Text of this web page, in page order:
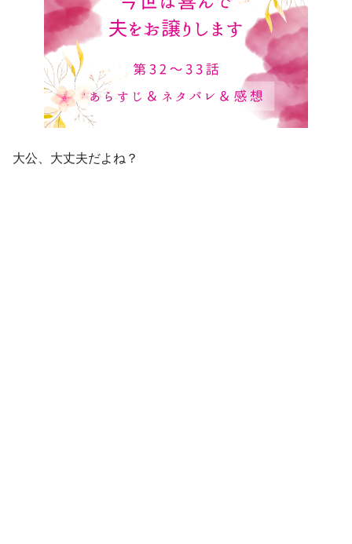
大公、大丈夫だよね？